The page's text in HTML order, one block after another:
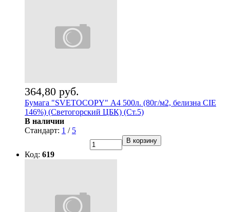
364,80 руб.
Бумага "SVETOCOPY" А4 500л. (80г/м2, белизна CIE
146%) (Светогорский ЦБК) (Ст.5)
В наличии
Стандарт: 1 / 5
В корзину
Код: 619